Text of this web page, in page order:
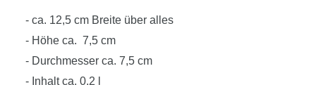
- ca. 12,5 cm Breite über alles
- Höhe ca. 7,5 cm
- Durchmesser ca. 7,5 cm
- Inhalt ca. 0,2 l